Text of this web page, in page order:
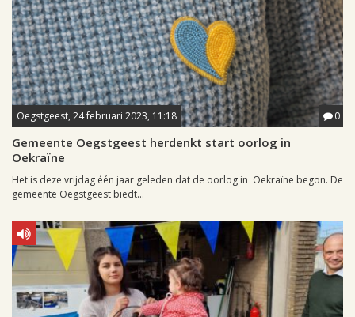
Oegstgeest, 24 februari 2023, 11:18 0
Gemeente Oegstgeest herdenkt start oorlog in
Oekraïne
Het is deze vrijdag één jaar geleden dat de oorlog in Oekraïne begon. De
gemeente Oegstgeest biedt...